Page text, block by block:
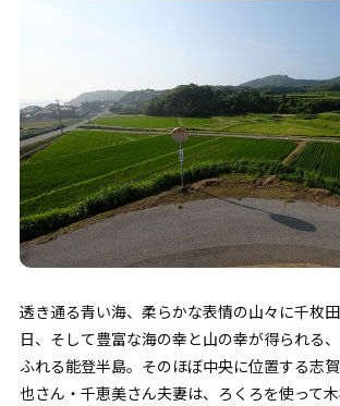
透き通る青い海、柔らかな表情の山々に千枚
日、そして豊富な海の幸と山の幸が得られる
ふれる能登半島。そのほぼ中央に位置する志
也さん・千恵美さん夫妻は、ろくろを使って木